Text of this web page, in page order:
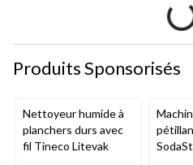
Produits Sponsorisés
Nettoyeur humide à
planchers durs avec
fil Tineco Litevak